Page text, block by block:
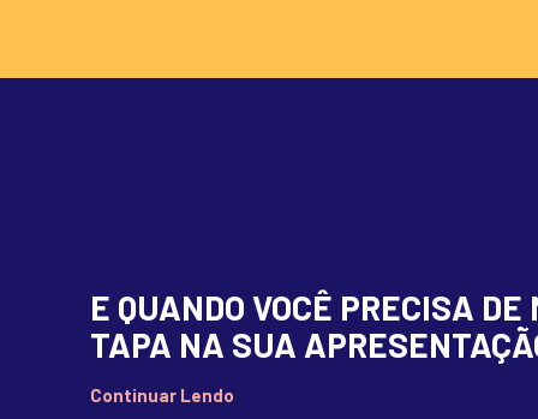
E QUANDO VOCÊ PRECISA DE
TAPA NA SUA
Continuar Lendo